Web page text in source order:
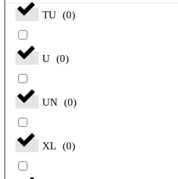
TU (0)
U (0)
UN (0)
XL (0)